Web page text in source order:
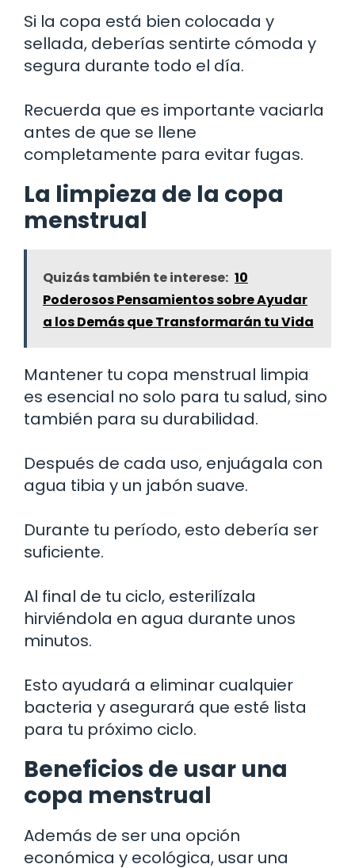
Si la copa está bien colocada y
sellada, deberías sentirte cómoda y
segura durante todo el día.
Recuerda que es importante vaciarla
antes de que se llene
completamente para evitar fugas.
La limpieza de la copa
menstrual
Quizás también te interese: 10
Poderosos Pensamientos sobre Ayudar
a los Demás que Transformarán tu Vida
Mantener tu copa menstrual limpia
es esencial no solo para tu salud, sino
también para su durabilidad.
Después de cada uso, enjuágala con
agua tibia y un jabón suave.
Durante tu período, esto debería ser
suficiente.
Al final de tu ciclo, esterilízala
hirviéndola en agua durante unos
minutos.
Esto ayudará a eliminar cualquier
bacteria y asegurará que esté lista
para tu próximo ciclo.
Beneficios de usar una
copa menstrual
Además de ser una opción
económica y ecológica, usar una